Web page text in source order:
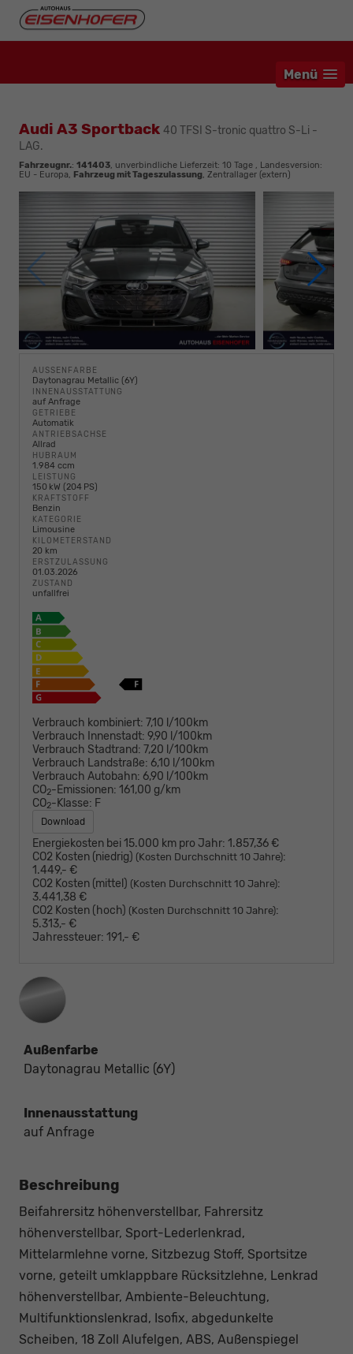
Menü
Audi A3 Sportback 40 TFSI S-tronic quattro S-Li -
LAG.
Fahrzeugnr.: 141403, unverbindliche Lieferzeit: 10 Tage , Landesversion:
EU - Europa, Fahrzeug mit Tageszulassung, Zentrallager (extern)
AUSSENFARBE
Daytonagrau Metallic (6Y)
INNENAUSSTATTUNG
auf Anfrage
GETRIEBE
Automatik
ANTRIEBSACHSE
Allrad
HUBRAUM
1.984 ccm
LEISTUNG
150 kW (204 PS)
KRAFTSTOFF
Benzin
KATEGORIE
Limousine
KILOMETERSTAND
20 km
ERSTZULASSUNG
01.03.2026
ZUSTAND
unfallfrei
Verbrauch kombiniert: 7,10 l/100km
Verbrauch Innenstadt: 9,90 l/100km
Verbrauch Stadtrand: 7,20 l/100km
Verbrauch Landstraße: 6,10 l/100km
Verbrauch Autobahn: 6,90 l/100km
CO2-Emissionen: 161,00 g/km
CO2-Klasse: F
Download
Energiekosten bei 15.000 km pro Jahr: 1.857,36 €
CO2 Kosten (niedrig) (Kosten Durchschnitt 10 Jahre):
1.449,- €
CO2 Kosten (mittel) (Kosten Durchschnitt 10 Jahre):
3.441,38 €
CO2 Kosten (hoch) (Kosten Durchschnitt 10 Jahre):
5.313,- €
Jahressteuer: 191,- €
Außenfarbe
Daytonagrau Metallic (6Y)
Innenausstattung
auf Anfrage
Beschreibung
Beifahrersitz höhenverstellbar, Fahrersitz
höhenverstellbar, Sport-Lederlenkrad,
Mittelarmlehne vorne, Sitzbezug Stoff, Sportsitze
vorne, geteilt umklappbare Rücksitzlehne, Lenkrad
höhenverstellbar, Ambiente-Beleuchtung,
Multifunktionslenkrad, Isofix, abgedunkelte
Scheiben, 18 Zoll Alufelgen, ABS, Außenspiegel